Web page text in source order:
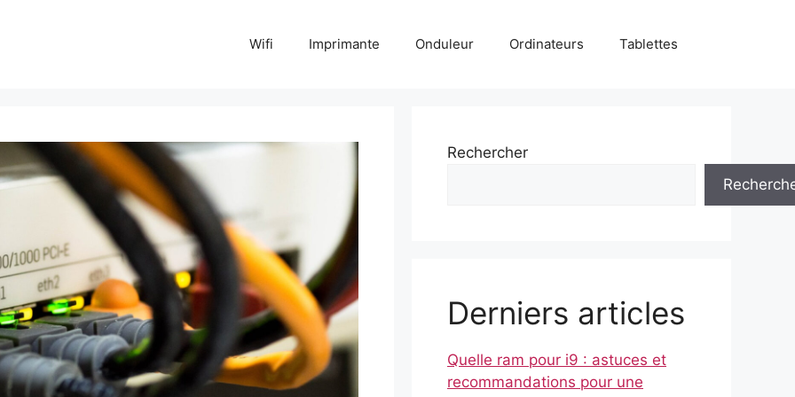
Wifi Imprimante Onduleur Ordinateurs Tablettes
Rechercher
Derniers articles
Quelle ram pour i9 : astuces et
recommandations pour une